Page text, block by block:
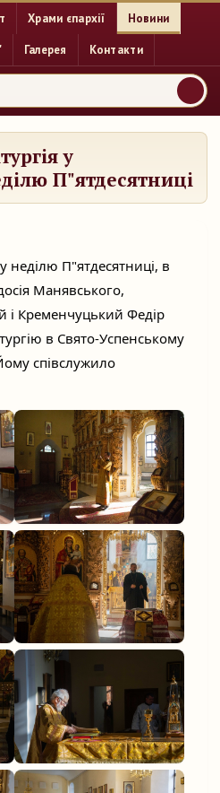
Храми єпархії Новини
Галерея Контакти
у
П"ятдесятниці
неділю П"ятдесятниці, в
Манявського,
і Кременчуцький Федір
в Свято-Успенському
співслужило